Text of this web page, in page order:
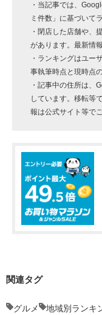
・当記事では、
ミ件数」に基づいて
・閉店した店舗や、
があります。最新情
・ランキングはユー
事執筆時点と現時点
・記事中の住所は、
しています。移転等
報は公式サイト等で
関連タグ
グルメ 地域別ランキ